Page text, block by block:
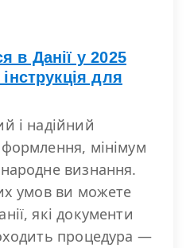
в Данії у 2025
для
і надійний
мінімум
визнання.
умов ви можете
які документи
процедура —